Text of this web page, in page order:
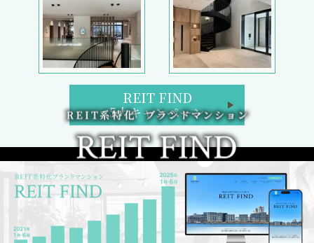
REIT FIND
5大キャンペーン